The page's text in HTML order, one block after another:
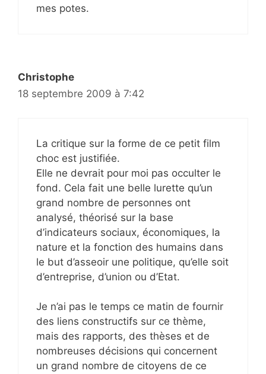
mes potes.
Christophe
18 septembre 2009 à 7:42
La critique sur la forme de ce petit film
choc est justifiée.
Elle ne devrait pour moi pas occulter le
fond. Cela fait une belle lurette qu’un
grand nombre de personnes ont
analysé, théorisé sur la base
d’indicateurs sociaux, économiques, la
nature et la fonction des humains dans
le but d’asseoir une politique, qu’elle soit
d’entreprise, d’union ou d’Etat.
Je n’ai pas le temps ce matin de fournir
des liens constructifs sur ce thème,
mais des rapports, des thèses et de
nombreuses décisions qui concernent
un grand nombre de citoyens de ce